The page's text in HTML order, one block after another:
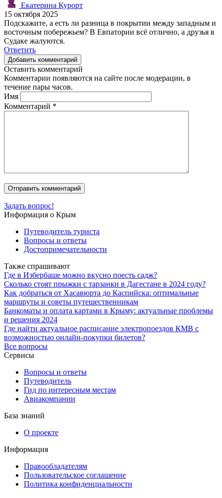
Екатерина Курорт
15 октября 2025
Подскажите, а есть ли разница в покрытии между западным и
восточным побережьем? В Евпатории всё отлично, а друзья в
Судаке жалуются.
Ответить
Добавить комментарий
Оставить комментарий
Комментарии появляются на сайте после модерации, в
течение пары часов.
Имя
Комментарий *
Задать вопрос!
Информация о Крым
Путеводитель туриста
Вопросы и ответы
Достопримечательности
Также спрашивают
Где в Избербаше можно вкусно поесть садж?
Сколько стоят прыжки с тарзанки в Дагестане в 2024 году?
Как добраться от Хасавюрта до Каспийска: оптимальные
маршруты и советы путешественникам
Банкоматы и оплата картами в Крыму: актуальные проблемы
и решения 2024
Где найти актуальное расписание электропоездов КМВ с
возможностью онлайн-покупки билетов?
Все вопросы
Сервисы
Вопросы и ответы
Путеводитель
Гид по интересным местам
Авиакомпании
База знаний
О проекте
Информация
Правообладателям
Пользовательское соглашение
Политика конфиденциальности